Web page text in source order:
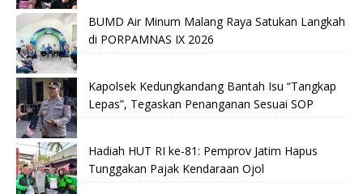
BUMD Air Minum Malang Raya Satukan Langkah
di PORPAMNAS IX 2026
Kapolsek Kedungkandang Bantah Isu “Tangkap
Lepas”, Tegaskan Penanganan Sesuai SOP
Hadiah HUT RI ke-81: Pemprov Jatim Hapus
Tunggakan Pajak Kendaraan Ojol